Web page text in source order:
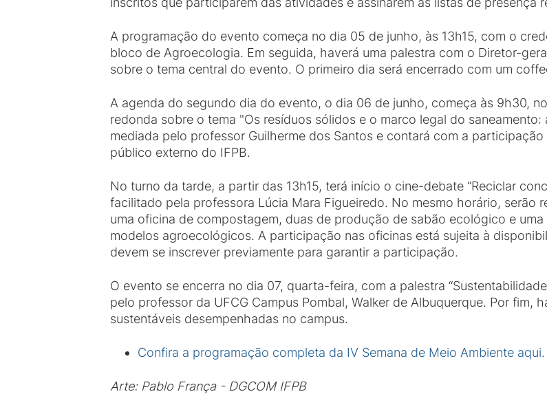
A programação do evento começa no dia 05 de junho, às 13h15, com o
bloco de Agroecologia. Em seguida, haverá uma palestra com o Diretor-
sobre o tema central do evento. O primeiro dia será encerrado com um
A agenda do segundo dia do evento, o dia 06 de junho, começa às 9h30,
redonda sobre o tema "Os resíduos sólidos e o marco legal do saneamento:
mediada pelo professor Guilherme dos Santos e contará com a
público externo do IFPB.
No turno da tarde, a partir das 13h15, terá início o cine-debate “Reciclar
facilitado pela professora Lúcia Mara Figueiredo. No mesmo horário, serão
uma oficina de compostagem, duas de produção de sabão ecológico e
modelos agroecológicos. A participação nas oficinas está sujeita à
devem se inscrever previamente para garantir a participação.
O evento se encerra no dia 07, quarta-feira, com a palestra
pelo professor da UFCG Campus Pombal, Walker de Albuquerque. Por fim,
sustentáveis desempenhadas no campus.
Confira a programação completa da IV Semana de Meio Ambiente aqui.
Arte: Pablo França - DGCOM IFPB